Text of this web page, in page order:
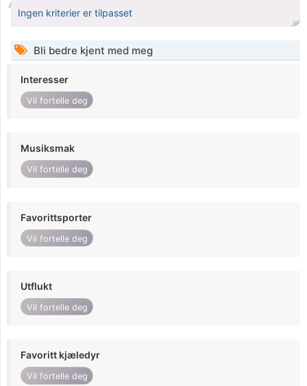
Ingen kriterier er tilpasset
Bli bedre kjent med meg
Interesser
Vil fortelle deg
Musiksmak
Vil fortelle deg
Favorittsporter
Vil fortelle deg
Utflukt
Vil fortelle deg
Favoritt kjæledyr
Vil fortelle deg